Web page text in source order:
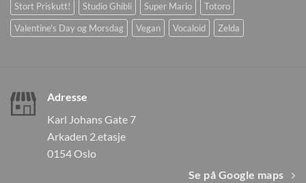
Stort Priskutt!
Studio Ghibli Super Mario
Totoro
Valentine's Day og Morsdag
Vegan Vocaloid Zelda
Adresse
Karl Johans Gate 7
Arkaden 2.etasje
0154 Oslo
Se på Google maps